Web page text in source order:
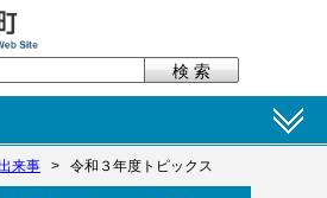
来事 > 令和３年度トピックス